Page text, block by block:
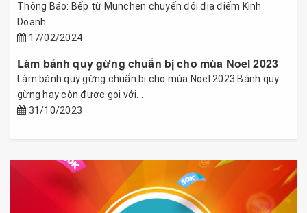
Thông Báo: Bếp từ Munchen chuyển đổi địa điểm Kinh
Doanh
17/02/2024
Làm bánh quy gừng chuẩn bị cho mùa Noel 2023
Làm bánh quy gừng chuẩn bị cho mùa Noel 2023 Bánh quy
gừng hay còn được gọi với...
31/10/2023